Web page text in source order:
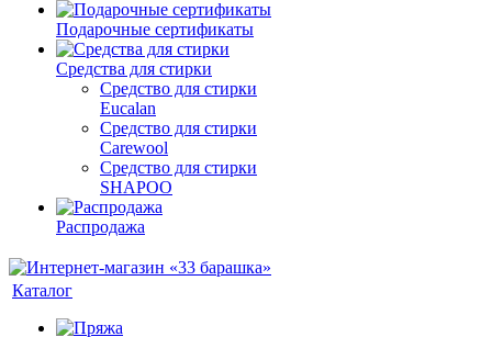
Подарочные сертификаты
Средства для стирки
Средство для стирки
Eucalan
Средство для стирки
Carewool
Средство для стирки
SHAPOO
Распродажа
Каталог